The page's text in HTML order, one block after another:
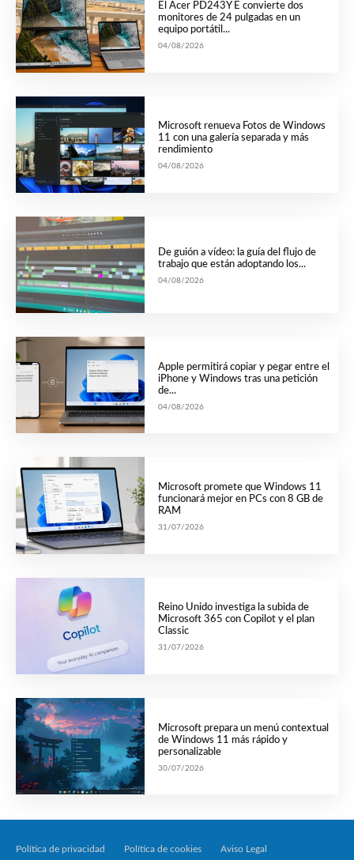
El Acer PD243Y E convierte dos
monitores de 24 pulgadas en un
equipo portátil...
04/08/2026
Microsoft renueva Fotos de Windows
11 con una galería separada y más
rendimiento
04/08/2026
De guión a vídeo: la guía del flujo de
trabajo que están adoptando los...
04/08/2026
Apple permitirá copiar y pegar entre el
iPhone y Windows tras una petición
de...
04/08/2026
Microsoft promete que Windows 11
funcionará mejor en PCs con 8 GB de
RAM
31/07/2026
Reino Unido investiga la subida de
Microsoft 365 con Copilot y el plan
Classic
31/07/2026
Microsoft prepara un menú contextual
de Windows 11 más rápido y
personalizable
30/07/2026
Política de privacidad Política de cookies Aviso Legal